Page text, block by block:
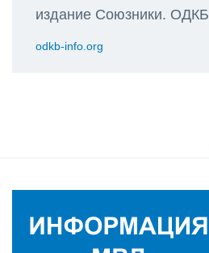
издание Союзники. ОДКБ
odkb-info.org